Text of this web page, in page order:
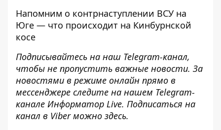
Напомним о контрнаступлении ВСУ на
Юге — что происходит на Кинбурнской
косе
Подписывайтесь на наш Telegram-канал,
чтобы не пропустить важные новости. За
новостями в режиме онлайн прямо в
мессенджере следите на нашем Telegram-
канале Информатор Live. Подписаться на
канал в Viber можно здесь.